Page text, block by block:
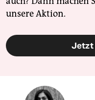
unsere Aktion.
Jetzt